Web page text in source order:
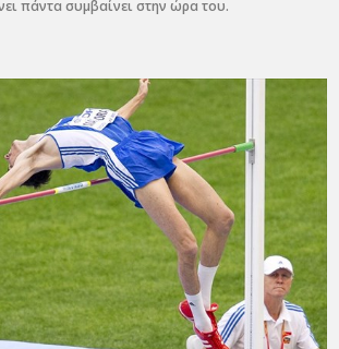
πάντα συμβαίνει στην ώρα του.